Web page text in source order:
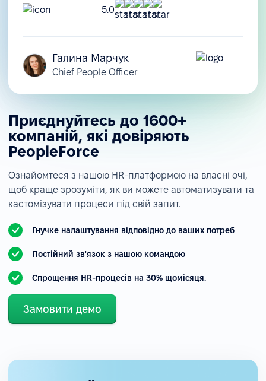
5.0
Галина Марчук
Chief People Officer
Приєднуйтесь до 1600+
компаній, які довіряють
PeopleForce
Ознайомтеся з нашою HR-платформою на власні очі,
щоб краще зрозуміти, як ви можете автоматизувати та
кастомізувати процеси під свій запит.
Гнучке налаштування відповідно до ваших потреб
Постійний зв'язок з нашою командою
Спрощення HR-процесів на 30% щомісяця.
Замовити демо